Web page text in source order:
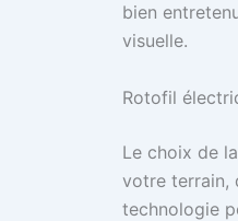
bien
visuelle.
Rotofil
Le choix de
votre terrain,
technologie